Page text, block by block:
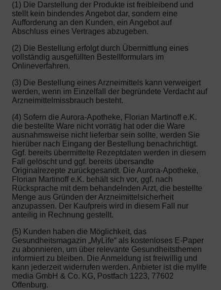
(1) Die Darstellung der Produkte ist freibleibend und
stellt kein bindendes Angebot dar, sondern eine
Aufforderung an den Kunden, ein Angebot auf
Abschluss eines Vertrages abzugeben.
(2) Die Bestellung erfolgt durch Übermittlung eines
vollständig ausgefüllten Bestellformulars im
Onlineverfahren.
(3) Die Bestellung eines Arzneimittels kann verweigert
werden, wenn im Einzelfall der begründete Verdacht auf
Arzneimittelmissbrauch besteht.
(4) Sofern die Aurora-Apotheke, Florian Martinoff e.K.
die bestellte Ware nicht vorrätig hat oder die Ware
ausnahmsweise nicht lieferbar sein sollte, werden Sie
hierüber nach Eingang der Bestellung benachrichtigt.
Ggf. bereits übermittelte Rezeptdaten werden in diesem
Fall gelöscht und ggf. bereits übersandte
Originalrezepte zurückgesandt. Die Aurora-Apotheke,
Florian Martinoff e.K. behält sich vor, ggf. nach
Rücksprache mit dem behandelnden Arzt, die bestellte
Menge aus Gründen der Arzneimittelsicherheit
anzupassen. Der Kaufpreis wird in diesem Fall nur
anteilig in Rechnung gestellt.
(5) Kunden haben die Möglichkeit, das
Gesundheitsmagazin „MyLife“ als kostenloses E-Paper
zu abonnieren, um über relevante Gesundheitsthemen
informiert zu bleiben. Die Anmeldung ist freiwillig und
kann jederzeit widerrufen werden. Anbieter ist die mylife
media GmbH & Co. KG, Postfach 1223, 77602
Offenburg.